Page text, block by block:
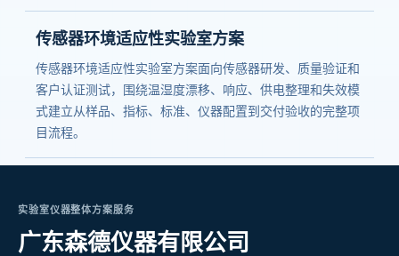
传感器环境适应性实验室方案
传感器环境适应性实验室方案面向传感器研发、质量验证和
客户认证测试，围绕温湿度漂移、响应、供电整理和失效模
式建立从样品、指标、标准、仪器配置到交付验收的完整项
目流程。
实验室仪器整体方案服务
广东森德仪器有限公司